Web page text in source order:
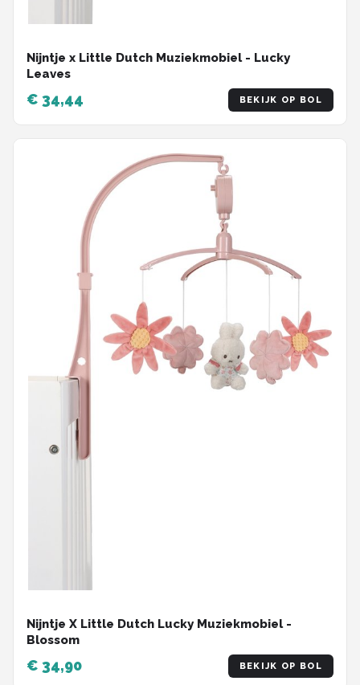
Nijntje x Little Dutch Muziekmobiel - Lucky
Leaves
€ 34,44 BEKIJK OP BOL
Nijntje X Little Dutch Lucky Muziekmobiel -
Blossom
€ 34,90 BEKIJK OP BOL